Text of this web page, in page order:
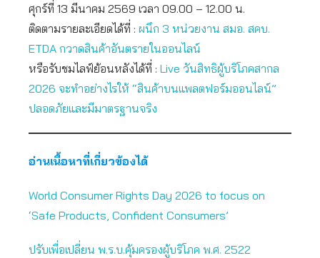
ศุกร์ที่ 13 มีนาคม 2569 เวลา 09.00 – 12.00 น.
ติดตามรายละเอียดได้ที่ : ผนึก 3 หน่วยงาน สมอ. สคบ.
ETDA กวาดสินค้าอันตรายในออนไลน์
หรือรับชมไลฟ์ย้อนหลังได้ที่ : Live วันสิทธิผู้บริโภคสากล
2026 จะทำอย่างไรให้ “สินค้าบนแพลตฟอร์มออนไลน์”
ปลอดภัยและมีมาตรฐานจริง
อ่านเนื้อหาที่เกี่ยวข้องได้
World Consumer Rights Day 2026 to focus on
‘Safe Products, Confident Consumers’
ปรับเพื่อเปลี่ยน พ.ร.บ.คุ้มครองผู้บริโภค พ.ศ. 2522